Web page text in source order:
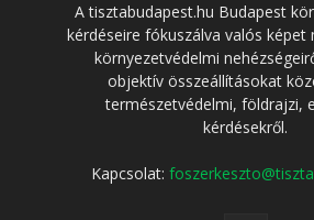
A tisztabudapest.hu Budapest
kérdéseire fókuszálva valós
környezetvédelmi
objektív összeállításokat
természetvédelmi, földrajzi,
kérdésekről.
Kapcsolat: